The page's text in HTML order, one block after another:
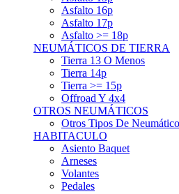
Asfalto 17p
Asfalto >= 18p
NEUMÁTICOS DE TIERRA
Tierra 13 O Menos
Tierra 14p
Tierra >= 15p
Offroad Y 4x4
OTROS NEUMÁTICOS
Otros Tipos De Neumáticos
HABITACULO
Asiento Baquet
Arneses
Volantes
Pedales
Extinción